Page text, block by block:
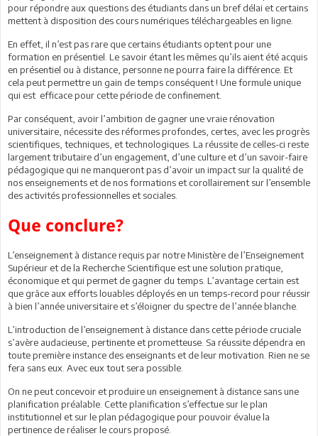
pour répondre aux questions des étudiants dans un bref délai et certains
mettent à disposition des cours numériques téléchargeables en ligne.
En effet, il n’est pas rare que certains étudiants optent pour une
formation en présentiel. Le savoir étant les mêmes qu’ils aient été acquis
en présentiel ou à distance, personne ne pourra faire la différence. Et
cela peut permettre un gain de temps conséquent ! Une formule unique
qui est efficace pour cette période de confinement.
Par conséquent, avoir l’ambition de gagner une vraie rénovation
universitaire, nécessite des réformes profondes, certes, avec les progrès
scientifiques, techniques, et technologiques. La réussite de celles-ci reste
largement tributaire d’un engagement, d’une culture et d’un savoir-faire
pédagogique qui ne manqueront pas d’avoir un impact sur la qualité de
nos enseignements et de nos formations et corollairement sur l’ensemble
des activités professionnelles et sociales.
Que conclure?
L’enseignement à distance requis par notre Ministère de l’Enseignement
Supérieur et de la Recherche Scientifique est une solution pratique,
économique et qui permet de gagner du temps. L’avantage certain est
que grâce aux efforts louables déployés en un temps-record pour réussir
à bien l’année universitaire et s’éloigner du spectre de l’année blanche.
L’introduction de l’enseignement à distance dans cette période cruciale
s’avère audacieuse, pertinente et prometteuse. Sa réussite dépendra en
toute première instance des enseignants et de leur motivation. Rien ne se
fera sans eux. Avec eux tout sera possible.
On ne peut concevoir et produire un enseignement à distance sans une
planification préalable. Cette planification s’effectue sur le plan
institutionnel et sur le plan pédagogique pour pouvoir évalue la
pertinence de réaliser le cours proposé.